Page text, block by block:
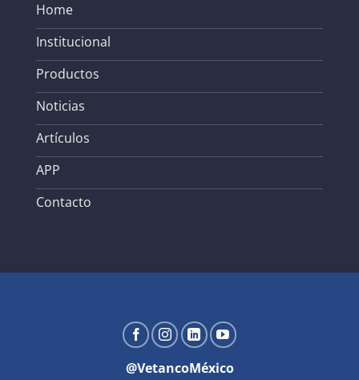
Home
Institucional
Productos
Noticias
Artículos
APP
Contacto
@VetancoMéxico